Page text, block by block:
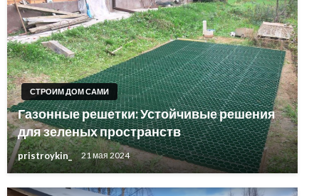
СТРОИМ ДОМ САМИ
Газонные решетки: Устойчивые решения
для зеленых пространств
pristroykin_ 21 мая 2024